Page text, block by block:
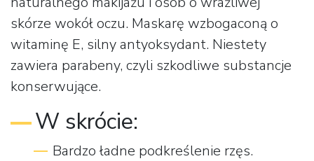
skórze wokół oczu. Maskarę wzbogaconą o
witaminę E, silny antyoksydant. Niestety
zawiera parabeny, czyli szkodliwe substancje
konserwujące.
W skrócie:
Bardzo ładne podkreślenie rzęs.